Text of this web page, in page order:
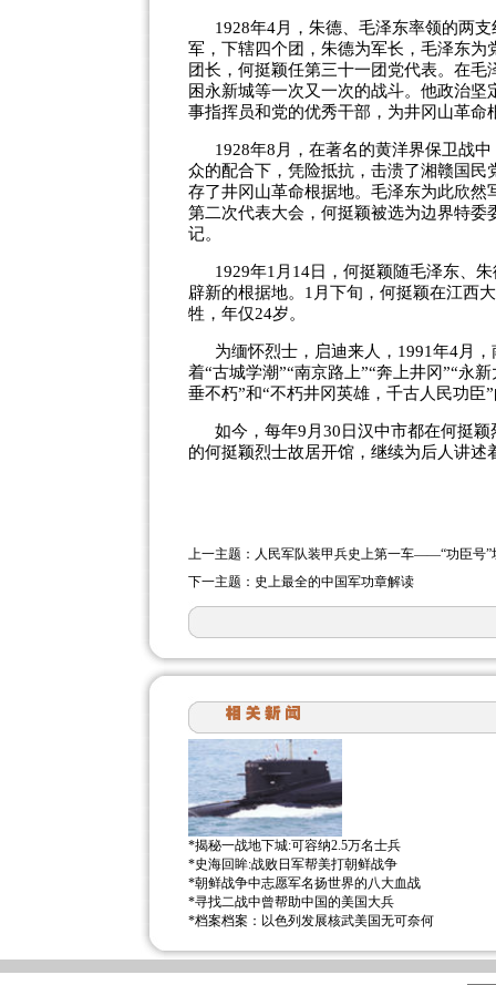
1928年4月，朱德、毛泽东率领的两
军，下辖四个团，朱德为军长，毛泽东
团长，何挺颖任第三十一团党代表。在
困永新城等一次又一次的战斗。他政治
事指挥员和党的优秀干部，为井冈山革命
1928年8月，在著名的黄洋界保卫战
众的配合下，凭险抵抗，击溃了湘赣国
存了井冈山革命根据地。毛泽东为此欣然
第二次代表大会，何挺颖被选为边界特
记。
1929年1月14日，何挺颖随毛泽东、
辟新的根据地。1月下旬，何挺颖在江西
牲，年仅24岁。
为缅怀烈士，启迪来人，1991年4月
着“古城学潮”“南京路上”“奔上井冈”“永
垂不朽”和“不朽井冈英雄，千古人民功臣
如今，每年9月30日汉中市都在何挺
的何挺颖烈士故居开馆，继续为后人讲述
上一主题： 人民军队装甲兵史上第一车——“功臣号”
下一主题： 史上最全的中国军功章解读
*揭秘一战地下城:可容纳2.5万名士兵
*史海回眸:战败日军帮美打朝鲜战争
*朝鲜战争中志愿军名扬世界的八大血战
*寻找二战中曾帮助中国的美国大兵
*档案档案：以色列发展核武美国无可奈何